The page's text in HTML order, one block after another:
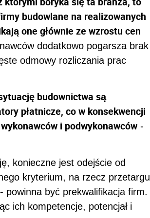
budowlane na realizowanych
one głównie ze wzrostu cen
dodatkowo pogarsza brak
odmowy rozliczania prac
budownictwa są
płatnicze, co w konsekwencji
i podwykonawców -
konieczne jest odejście od
kryterium, na rzecz przetargu
powinna być prekwalifikacja firm.
ich kompetencje, potencjał i